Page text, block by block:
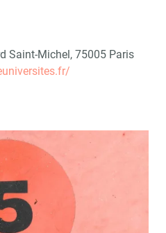
Saint-Michel, 75005 Paris